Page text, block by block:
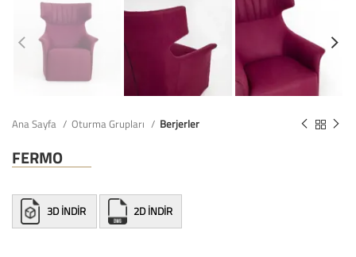
Ana Sayfa Oturma Grupları Berjerler
FERMO
3D İNDİR 2D İNDİR